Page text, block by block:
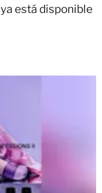
ya está disponible